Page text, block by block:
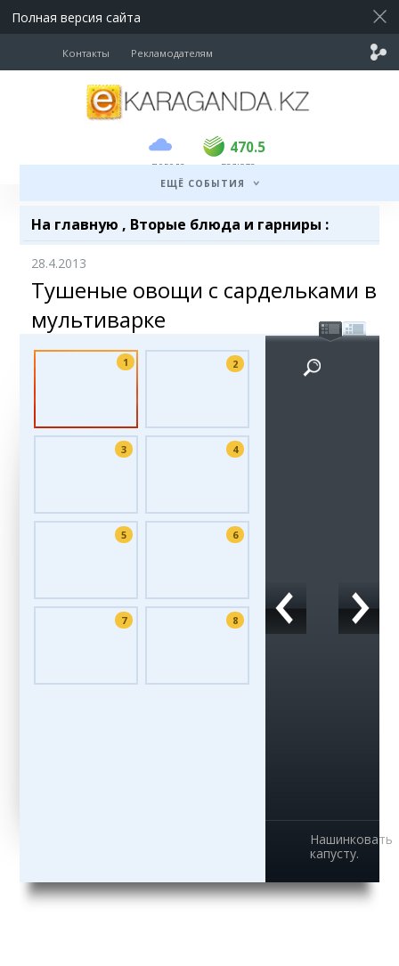
Полная версия сайта
Контакты Рекламодателям
погода
470.5
USD 469.5 470.5
валюта
ЕЩЁ СОБЫТИЯ
На главную , Вторые блюда и гарниры :
28.4.2013
Тушеные овощи с сардельками в
мультиварке
1 2
3 4
5 6
7 8
Нашинковать
капусту.